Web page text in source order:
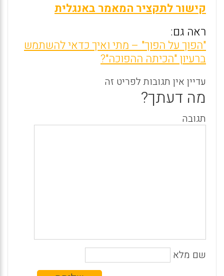
קישור לתקציר המאמר באנגלית
ראה גם:
"הפוך על הפוך" – מתי ואיך כדאי להשתמש
ברעיון "הכיתה ההפוכה"?
עדיין אין תגובות לפריט זה
מה דעתך?
תגובה
שם מלא